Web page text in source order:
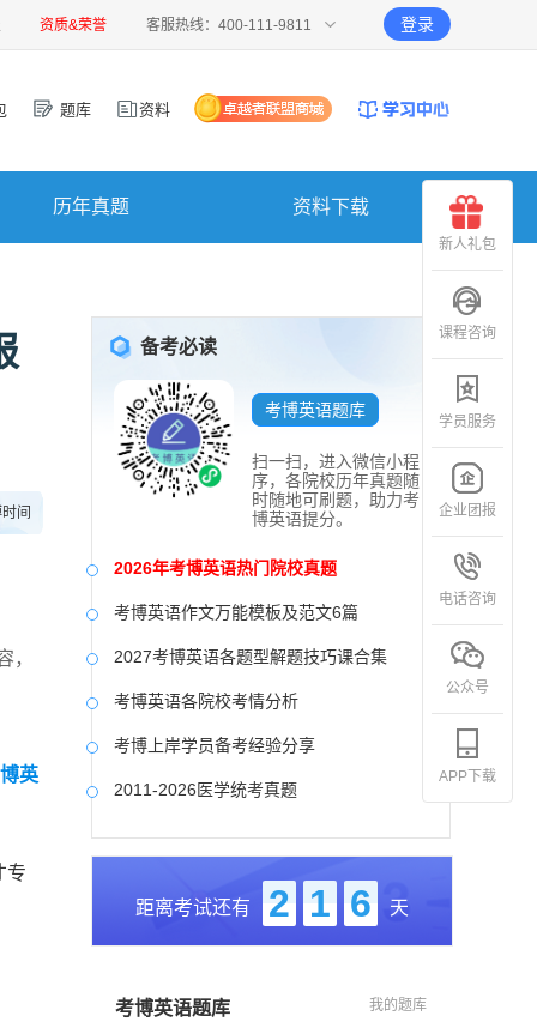
资质&荣誉 客服热线：400-111-9811 登录
题库 资料
历年真题 资料下载
间
，
英
专
备考必读
考博英语题库
扫一扫，进入微信小程
序，各院校历年真题随
时随地可刷题，助力考
博英语提分。
2026年考博英语热门院校真题
考博英语作文万能模板及范文6篇
2027考博英语各题型解题技巧课合集
考博英语各院校考情分析
考博上岸学员备考经验分享
2011-2026医学统考真题
中国社会科学院大学真题合集
国防科技大学历年真题
中央美术学院历年真题
距离考试还有 2 1 6 天
考博英语题库 我的题库
新人礼包
课程咨询
学员服务
企业团报
电话咨询
公众号
APP下载